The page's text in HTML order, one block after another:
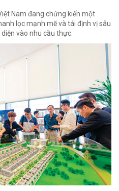
Nam đang chứng kiến một
lọc mạnh mẽ và tái định vị sâu
vào nhu cầu thực.